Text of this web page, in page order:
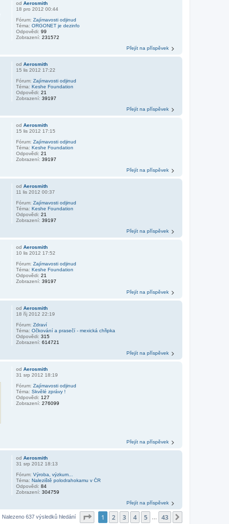
odAerosmith
18 pro 2012 00:44
Fórum:Zajímavosti odjinud
Téma:ORGONET je dezinfo
Odpovědi:99
Zobrazení:231572
Přejít na příspěvek
odAerosmith
15 lis 2012 17:22
Fórum:Zajímavosti odjinud
Téma:Keshe Foundation
Odpovědi:21
Zobrazení:39197
Přejít na příspěvek
odAerosmith
15 lis 2012 17:15
Fórum:Zajímavosti odjinud
Téma:Keshe Foundation
Odpovědi:21
Zobrazení:39197
Přejít na příspěvek
odAerosmith
11 lis 2012 00:37
Fórum:Zajímavosti odjinud
Téma:Keshe Foundation
Odpovědi:21
Zobrazení:39197
Přejít na příspěvek
odAerosmith
10 lis 2012 17:52
Fórum:Zajímavosti odjinud
Téma:Keshe Foundation
Odpovědi:21
Zobrazení:39197
Přejít na příspěvek
odAerosmith
18 říj 2012 22:19
Fórum:Zdraví
Téma:Očkování a prasečí - mexická chřipka
Odpovědi:315
Zobrazení:614721
Přejít na příspěvek
odAerosmith
31 srp 2012 18:19
Fórum:Zajímavosti odjinud
Téma:Skvělé zprávy !
Odpovědi: 127
Zobrazení:276099
Přejít na příspěvek
odAerosmith
31 srp 2012 18:13
Fórum:Výroba, výzkum...
Téma:Naleziště polodrahokamu v ČR
Odpovědi:84
Zobrazení:304759
Přejít na příspěvek
Nalezeno 637 výsledků hledání Stránka z
1 2 3 4 5 43